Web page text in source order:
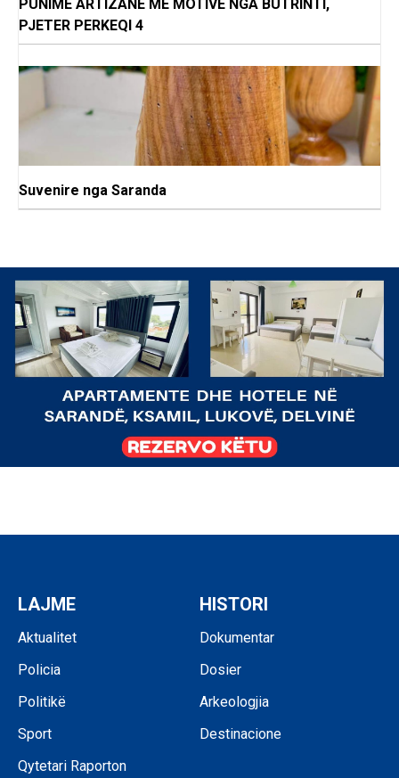
PUNIME ARTIZANE ME MOTIVE NGA BUTRINTI,
PJETER PERKEQI 4
Suvenire nga Saranda
LAJME
Aktualitet
Policia
Politikë
Sport
Qytetari Raporton
HISTORI
Dokumentar
Dosier
Arkeologjia
Destinacione